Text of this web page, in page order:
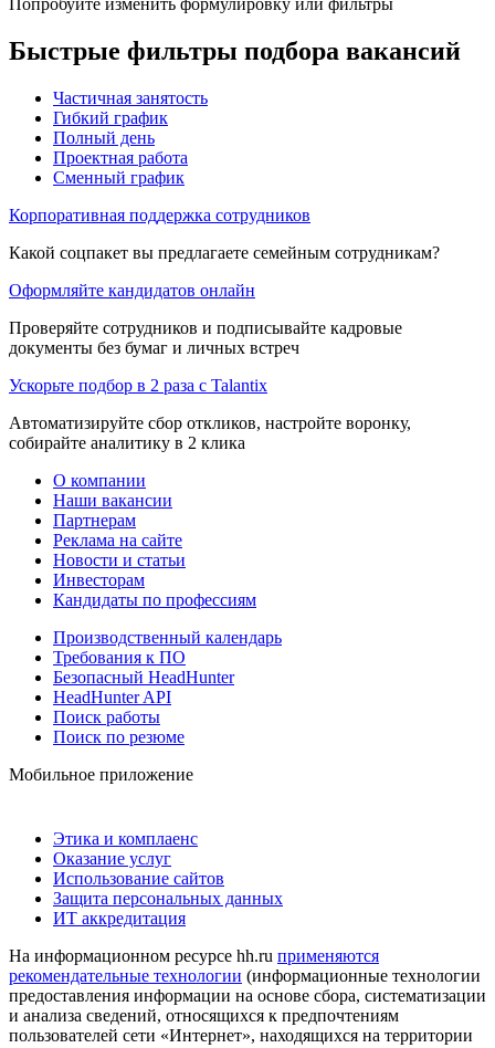
Быстрые фильтры подбора вакансий
Частичная занятость
Гибкий график
Полный день
Проектная работа
Сменный график
Корпоративная поддержка сотрудников
Какой соцпакет вы предлагаете семейным сотрудникам?
Оформляйте кандидатов онлайн
Проверяйте сотрудников и подписывайте кадровые
документы без бумаг и личных встреч
Ускорьте подбор в 2 раза с Talantix
Автоматизируйте сбор откликов, настройте воронку,
собирайте аналитику в 2 клика
О компании
Наши вакансии
Партнерам
Реклама на сайте
Новости и статьи
Инвесторам
Кандидаты по профессиям
Производственный календарь
Требования к ПО
Безопасный HeadHunter
HeadHunter API
Поиск работы
Поиск по резюме
Мобильное приложение
Этика и комплаенс
Оказание услуг
Использование сайтов
Защита персональных данных
ИТ аккредитация
На информационном ресурсе hh.ru применяются
рекомендательные технологии (информационные технологии
предоставления информации на основе сбора, систематизации
и анализа сведений, относящихся к предпочтениям
пользователей сети «Интернет», находящихся на территории